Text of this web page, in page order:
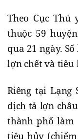
Theo Cục Thú
thuộc 59
qua 21 ngày.
lợn chết và tiêu
Riêng tại Lạng
dịch tả lợn
thành phố làm
tiêu hủy